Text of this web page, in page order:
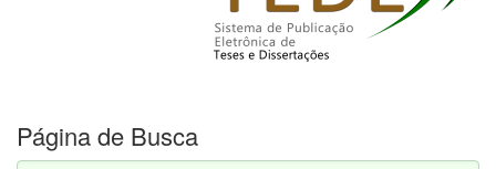
Página de Busca